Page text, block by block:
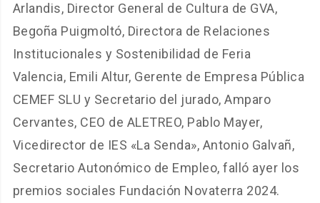
Arlandis, Director General de Cultura de GVA,
Begoña Puigmoltó, Directora de Relaciones
Institucionales y Sostenibilidad de Feria
Valencia, Emili Altur, Gerente de Empresa Pública
CEMEF SLU y Secretario del jurado, Amparo
Cervantes, CEO de ALETREO, Pablo Mayer,
Vicedirector de IES «La Senda», Antonio Galvañ,
Secretario Autonómico de Empleo, falló ayer los
premios sociales Fundación Novaterra 2024.